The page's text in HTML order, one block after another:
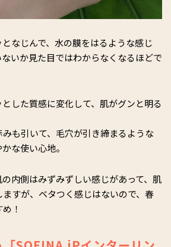
なじんで、水の膜をはるような感じ
いか見た目ではわからなくなるほどで
した質感に変化して、肌がグンと明る
も引いて、毛穴が引き締まるような
な使い心地。
内側はみずみずしい感じがあって、肌
すが、ベタつく感じはないので、春
！